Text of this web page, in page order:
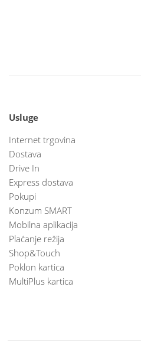
Usluge
Internet trgovina
Dostava
Drive In
Express dostava
Pokupi
Konzum SMART
Mobilna aplikacija
Plaćanje režija
Shop&Touch
Poklon kartica
MultiPlus kartica